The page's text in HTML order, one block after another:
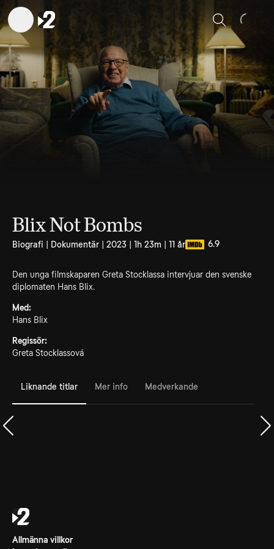
Sök
Blix Not Bombs
Biografi | Dokumentär | 2023 | 1h 23m | 11 år 6.9
Den unga filmskaparen Greta Stocklassa intervjuar den svenske
diplomaten Hans Blix.
Med:
Hans Blix
Regissör:
Greta Stocklassová
Liknande titlar Mer info Medverkande
Allmänna villkor